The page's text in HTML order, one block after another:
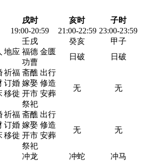
戌时 亥时
子时
19:00-20:59 21:00-22:59 23:00-23:59
壬戌 癸亥
甲子
地应 福德 金匮
功曹
日破 日破
祈福 斋醮 出行
订婚 嫁娶 修造
移徙 开市 安葬
祭祀
无 无
祈福 斋醮 出行
订婚 嫁娶 修造
移徙 开市 安葬
祭祀
无 无
冲龙 冲蛇
冲马